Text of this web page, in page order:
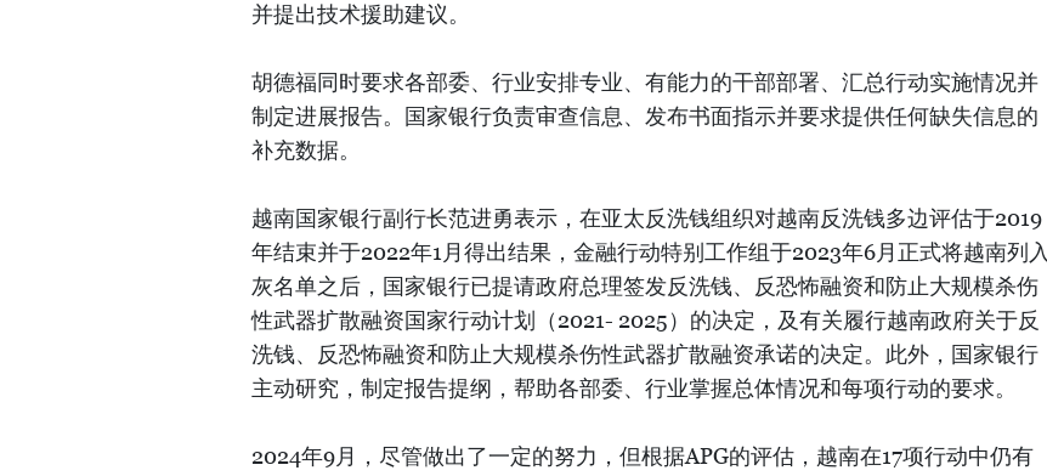
并提出技术援助建议。
胡德福同时要求各部委、行业安排专业、有能力的干部部署、汇总行动实施情况并
制定进展报告。国家银行负责审查信息、发布书面指示并要求提供任何缺失信息的
补充数据。
越南国家银行副行长范进勇表示，在亚太反洗钱组织对越南反洗钱多边评估于2019
年结束并于2022年1月得出结果，金融行动特别工作组于2023年6月正式将越南列入
灰名单之后，国家银行已提请政府总理签发反洗钱、反恐怖融资和防止大规模杀伤
性武器扩散融资国家行动计划（2021- 2025）的决定，及有关履行越南政府关于反
洗钱、反恐怖融资和防止大规模杀伤性武器扩散融资承诺的决定。此外，国家银行
主动研究，制定报告提纲，帮助各部委、行业掌握总体情况和每项行动的要求。
2024年9月，尽管做出了一定的努力，但根据APG的评估，越南在17项行动中仍有